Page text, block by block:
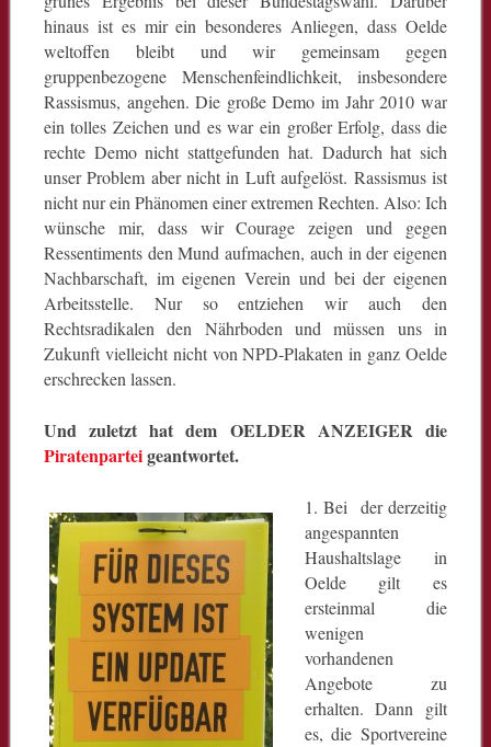
hinaus ist es mir ein besonderes Anliegen, dass Oelde
weltoffen bleibt und wir gemeinsam gegen
gruppenbezogene Menschenfeindlichkeit, insbesondere
Rassismus, angehen. Die große Demo im Jahr 2010 war
ein tolles Zeichen und es war ein großer Erfolg, dass die
rechte Demo nicht stattgefunden hat. Dadurch hat sich
unser Problem aber nicht in Luft aufgelöst. Rassismus ist
nicht nur ein Phänomen einer extremen Rechten. Also: Ich
wünsche mir, dass wir Courage zeigen und gegen
Ressentiments den Mund aufmachen, auch in der eigenen
Nachbarschaft, im eigenen Verein und bei der eigenen
Arbeitsstelle. Nur so entziehen wir auch den
Rechtsradikalen den Nährboden und müssen uns in
Zukunft vielleicht nicht von NPD-Plakaten in ganz Oelde
erschrecken lassen.
Und zuletzt hat dem OELDER ANZEIGER die
Piratenparteigeantwortet.
1. Bei der derzeitig
angespannten
Haushaltslage in
Oelde gilt es
ersteinmal die
wenigen
vorhandenen
Angebote zu
erhalten. Dann gilt
es, die Sportvereine